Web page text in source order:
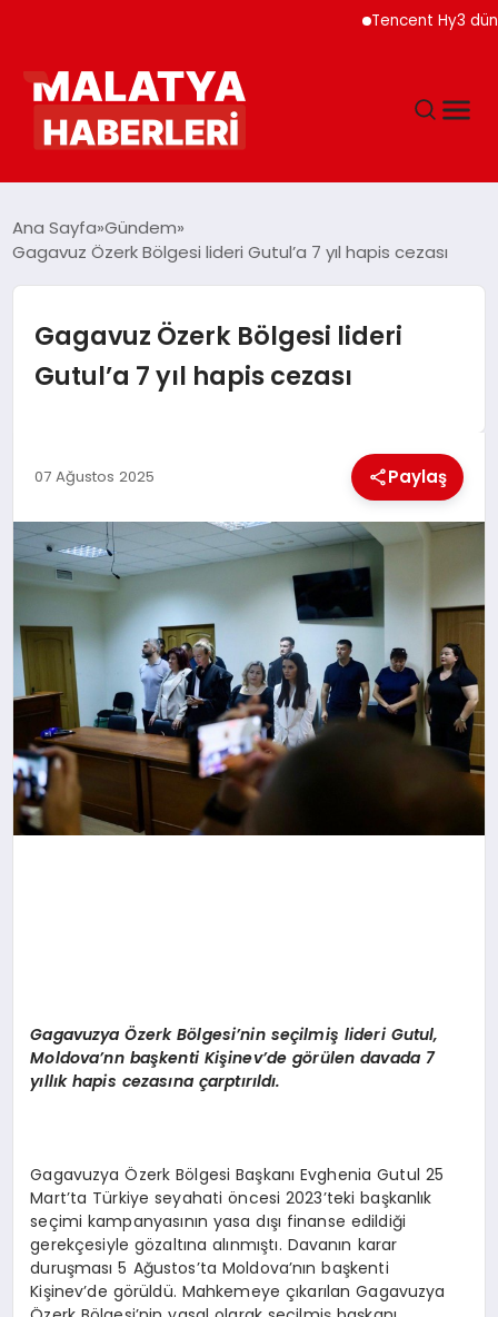
Tencent Hy3 dünya
DÜNYA
EKONOMI
MAGAZIN
SIYASET
SPOR
TEKNOLOJI
Ana Sayfa Gündem
Gagavuz Özerk Bölgesi lideri Gutul’a 7 yıl hapis cezası
Gagavuz Özerk Bölgesi lideri
Gutul’a 7 yıl hapis cezası
07 Ağustos 2025 Paylaş
Gagavuzya Özerk Bölgesi’nin seçilmiş lideri Gutul,
Moldova’nn başkenti Kişinev’de görülen davada 7
yıllık hapis cezasına çarptırıldı.
Gagavuzya Özerk Bölgesi Başkanı Evghenia Gutul 25
Mart’ta Türkiye seyahati öncesi 2023’teki başkanlık
seçimi kampanyasının yasa dışı finanse edildiği
gerekçesiyle gözaltına alınmıştı. Davanın karar
duruşması 5 Ağustos’ta Moldova’nın başkenti
Kişinev’de görüldü. Mahkemeye çıkarılan Gagavuzya